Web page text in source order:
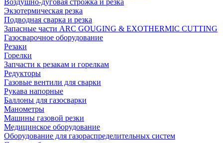
Воздушно-дуговая строжка и резка
Экзотермическая резка
Подводная сварка и резка
Запасные части ARC GOUGING & EXOTHERMIC CUTTING
Газосварочное оборудование
Резаки
Горелки
Запчасти к резакам и горелкам
Редукторы
Газовые вентили для сварки
Рукава напорные
Баллоны для газосварки
Манометры
Машины газовой резки
Медицинское оборудование
Оборудование для газораспределительных систем